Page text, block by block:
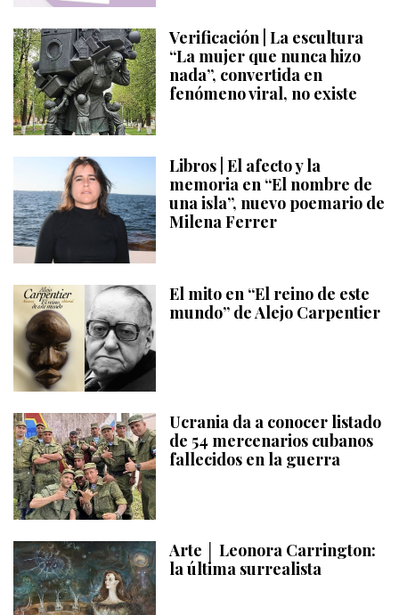
Verificación | La escultura
“La mujer que nunca hizo
nada”, convertida en
fenómeno viral, no existe
Libros | El afecto y la
memoria en “El nombre de
una isla”, nuevo poemario de
Milena Ferrer
El mito en “El reino de este
mundo” de Alejo Carpentier
Ucrania da a conocer listado
de 54 mercenarios cubanos
fallecidos en la guerra
Arte │ Leonora Carrington:
la última surrealista